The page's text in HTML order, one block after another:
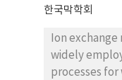
한국막학회
Ion
widely
processes